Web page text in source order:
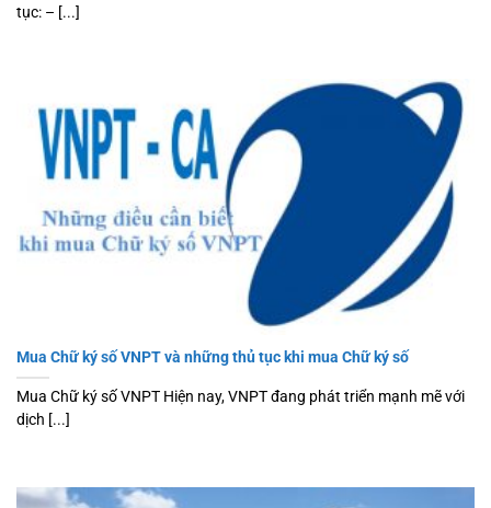
tục: – [...]
Mua Chữ ký số VNPT và những thủ tục khi mua Chữ ký số
Mua Chữ ký số VNPT Hiện nay, VNPT đang phát triển mạnh mẽ với
dịch [...]